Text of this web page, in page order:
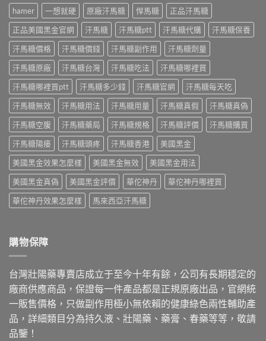
得：
成
分、
吃
法、
副
作
用
與
真
假
辨
別〉
中
談
每
日
保
養、
副
作
用
與
價
格〉
中
藥
師
親
身
比
較
藥
效
時
間、
硬
度、
副
作
用，
一
次
搞
懂
怎
麼
吃
有
效？
藥
師
親
身
經
驗
談
劑
量、
時
間
點
與
常
見
副
作
hamer 一想就硬 原廠汗馬糖 悍馬糖
正品汗馬糖
正品美國黑金官網
汗馬糖 汗馬糖ptt 汗馬糖代購
汗馬糖保養
汗馬糖價格
汗馬糖價錢 汗馬糖副作用
汗馬糖劑量
汗馬糖原廠
汗馬糖台灣 汗馬糖吃法
汗馬糖哪裡買
汗馬糖哪裡買ptt
汗馬糖多少錢 汗馬糖官網
汗馬糖每天吃
汗馬糖無效
汗馬糖用法 汗馬糖用量 汗馬糖真假
汗馬糖真偽
汗馬糖空腹
汗馬糖藥局 汗馬糖規格 汗馬糖評價
汗馬糖購買
汗馬糖陽痿
汗馬糖頭疼 汗馬糖香港
美國黑金
美國黑金效果怎麼樣
美國黑金無效
美國黑金用法
美國黑金真偽
美國黑金評價 華佗神丹
華佗神丹哪裡買
華佗神丹效果怎麼樣
馬來西亞汗馬糖
購物保障
台灣壯陽藥專賣店成立于至今十年有餘，公司有長期穩定的
廠商供應商品，保證每一件產品都是正規原廠出品，官網統
一販售價格，只做副作用極小無依賴的健康綠色兩性輔助產
品，詳細類目分為持久液、壯陽藥、藥膏、春藥等等，敬請
品鑒！